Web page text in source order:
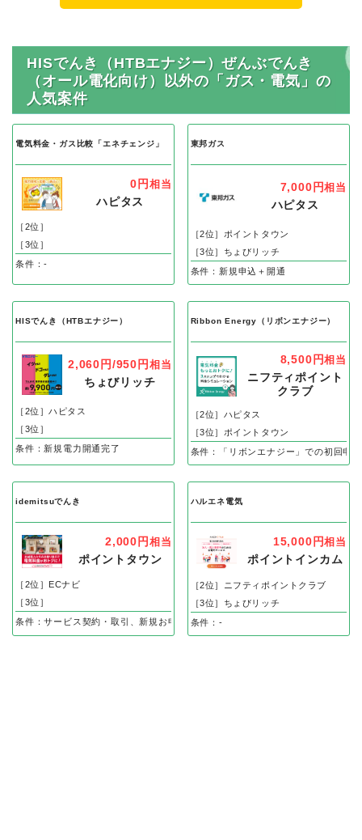
HISでんき（HTBエナジー）ぜんぶでんき
（オール電化向け）以外の「ガス・電気」の
人気案件
電気料金・ガス比較「エネチェンジ」
0円 相当
ハピタス
［2位］
［3位］
条件：-
東邦ガス
7,000円相当
ハピタス
［2位］ポイントタウン
［3位］ちょびリッチ
条件：新規申込＋開通
HISでんき（HTBエナジー）
2,060円/950円 相当
ちょびリッチ
［2位］ハピタス
［3位］
条件：新規電力開通完了
Ribbon Energy（リボンエナジー）
8,500円相当
ニフティポイント
クラブ
［2位］ハピタス
［3位］ポイントタウン
条件：「リボンエナジー」での初回申
idemitsuでんき
2,000円 相当
ポイントタウン
［2位］ECナビ
［3位］
条件：サービス契約・取引、新規お申込後60日以内に開通、3ヵ月継続利用完了
ハルエネ電気
15,000円相当
ポイントインカム
［2位］ニフティポイントクラブ
［3位］ちょびリッチ
条件：-